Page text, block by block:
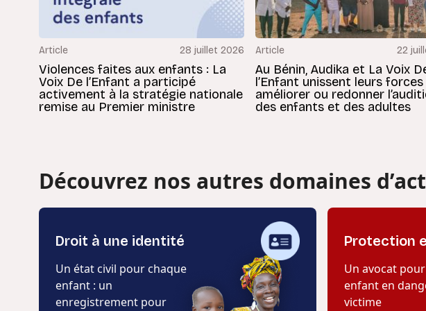
Article 28 juillet 2026
Violences faites aux enfants : La
Voix De l’Enfant a participé
activement à la stratégie nationale
remise au Premier ministre
Article 22
Au Bénin, Audika et La Voix
l’Enfant unissent leurs
améliorer ou redonner
des enfants et des adultes
Découvrez nos autres domaines
Droit à une identité
Un état civil pour chaque
enfant : un
enregistrement pour
Protection
Un avocat
enfant en
victime